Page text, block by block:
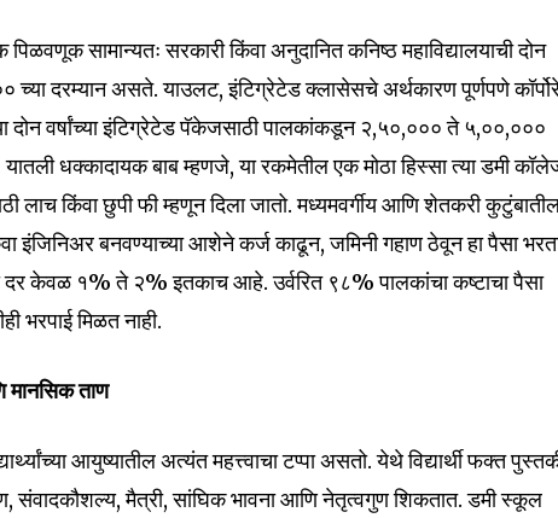
सामान्यतः सरकारी किंवा अनुदानित कनिष्ठ महाविद्यालयाची दोन
च्या दरम्यान असते. याउलट, इंटिग्रेटेड क्लासेसचे अर्थकारण पूर्णपणे
दोन वर्षांच्या इंटिग्रेटेड पॅकेजसाठी पालकांकडून २,५०,००० ते ५,००,०००
धक्कादायक बाब म्हणजे, या रकमेतील एक मोठा हिस्सा त्या डमी
लाच किंवा छुपी फी म्हणून दिला जातो. मध्यमवर्गीय आणि शेतकरी
इंजिनिअर बनवण्याच्या आशेने कर्ज काढून, जमिनी गहाण ठेवून हा पैसा
दर केवळ १% ते २% इतकाच आहे. उर्वरित ९८% पालकांचा कष्टाचा पैसा
भरपाई मिळत नाही.
मानसिक ताण
आयुष्यातील अत्यंत महत्त्वाचा टप्पा असतो. येथे विद्यार्थी फक्त
संवादकौशल्य, मैत्री, सांघिक भावना आणि नेतृत्वगुण शिकतात. डमी स्कूल